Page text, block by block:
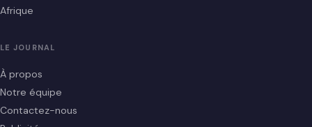
Afrique
LE JOURNAL
À propos
Notre équipe
Contactez-nous